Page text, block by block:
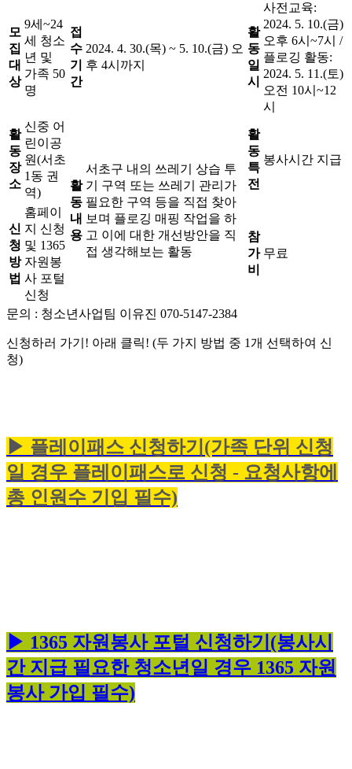
모
집
대
상
9세~24
세 청소
년 및
가족 50
명
접
수
기
간
2024. 4. 30.(목) ~ 5. 10.(금) 오
후 4시까지
활
동
일
시
사전교육:
2024. 5. 10.(금)
오후 6시~7시 /
플로깅 활동:
2024. 5. 11.(토)
오전 10시~12
시
활
동
장
소
신중 어
린이공
원(서초
1동 권
역)
활
동
내
용
서초구 내의 쓰레기 상습 투
기 구역 또는 쓰레기 관리가
필요한 구역 등을 직접 찾아
보며 플로깅 매핑 작업을 하
고 이에 대한 개선방안을 직
접 생각해보는 활동
활
동
특
전
봉사시간 지급
신
청
방
법
홈페이
지 신청
및 1365
자원봉
사 포털
신청
참
가
비
무료
문의 : 청소년사업팀 이유진 070-5147-2384
신청하러 가기! 아래 클릭! (두 가지 방법 중 1개 선택하여 신
청)
▶ 플레이패스 신청하기(가족 단위 신청
일 경우 플레이패스로 신청 - 요청사항에
총 인원수 기입 필수)
▶ 1365 자원봉사 포털 신청하기(봉사시
간 지급 필요한 청소년일 경우 1365 자원
봉사 가입 필수)